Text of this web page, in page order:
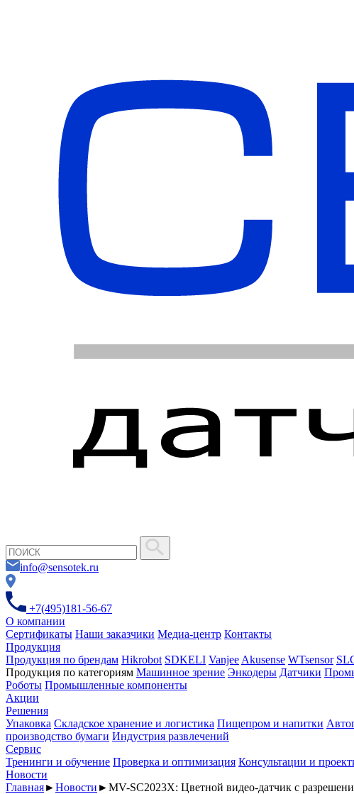
info@sensotek.ru
+7(495)181-56-67
О компании
Сертификаты Наши заказчики Медиа-центр Контакты
Продукция
Продукция по брендам Hikrobot SDKELI Vanjee Akusense WTsensor
Продукция по категориям Машинное зрение Энкодеры Датчики
Роботы Промышленные компоненты
Акции
Решения
Упаковка Складское хранение и логистика Пищепром и напитки
производство бумаги Индустрия развлечений
Сервис
Тренинги и обучение Проверка и оптимизация Консультации и
Новости
Главная►Новости ►MV-SC2023X: Цветной видео-датчик с